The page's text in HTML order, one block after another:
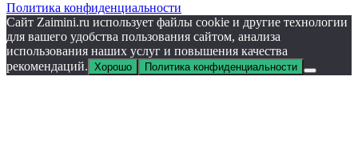
Политика конфиденциальности
Сайт Zaimini.ru использует файлы cookie и другие технологии
для вашего удобства пользования сайтом, анализа
использования наших услуг и повышения качества
рекомендаций. Хорошо Политика конфиденциальности